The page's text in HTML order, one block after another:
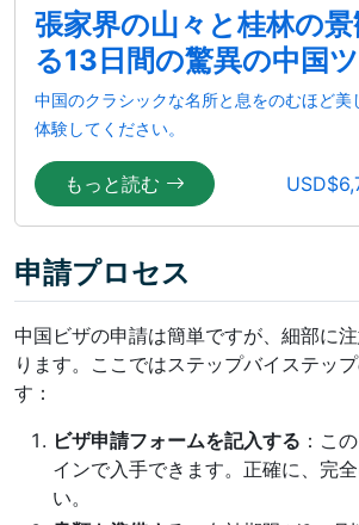
張家界の山々と桂林の
る13日間の驚異の中国
中国のクラシックな名所と息をのむほど美
体験してください。
もっと読む
申請プロセス
中国ビザの申請は簡単ですが、細部に
ります。ここではステップバイステッ
す：
ビザ申請フォームを記入する ：こ
インで入手できます。正確に、完
い。